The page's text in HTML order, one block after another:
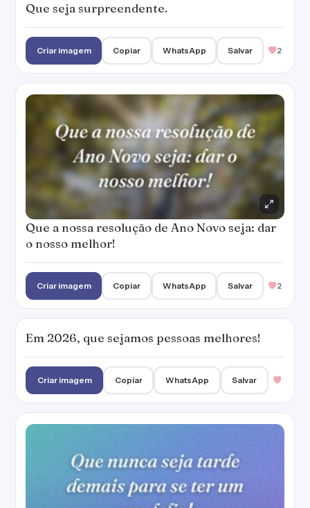
Que seja surpreendente.
Criar imagem Copiar WhatsApp Salvar 2
Que a nossa resolução de Ano Novo seja: dar
o nosso melhor!
Criar imagem Copiar WhatsApp Salvar 2
Em 2026, que sejamos pessoas melhores!
Criar imagem Copiar WhatsApp Salvar